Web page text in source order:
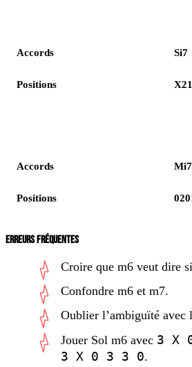
Accords
Positions
Accords
Positions
ERREURS FRÉQUENTES
Croire que m6 veut dire
Confondre m6 et m7.
Oublier l’ambiguïté avec
Jouer Sol m6 avec 3 X
3 X 0 3 3 0.